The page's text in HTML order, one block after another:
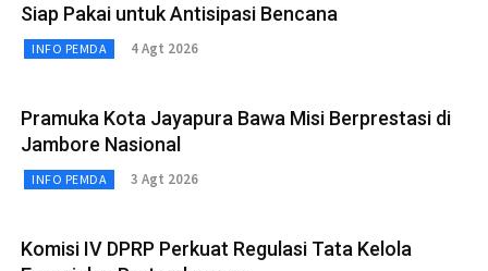
Siap Pakai untuk Antisipasi Bencana
INFO PEMDA 4 Agt 2026
Pramuka Kota Jayapura Bawa Misi Berprestasi di
Jambore Nasional
INFO PEMDA 3 Agt 2026
Komisi IV DPRP Perkuat Regulasi Tata Kelola